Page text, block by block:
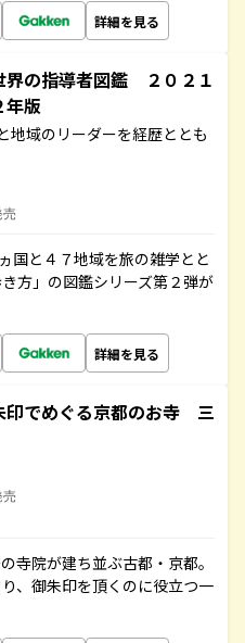
詳細を見る
の指導者図鑑 ２０２１
年版
地域のリーダーを経歴ととも
売
国と４７地域を旅の雑学とと
方」の図鑑シリーズ第２弾が
詳細を見る
でめぐる京都のお寺 三
売
寺院が建ち並ぶ古都・京都。
、御朱印を頂くのに役立つ一